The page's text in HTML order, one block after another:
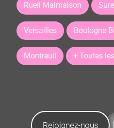
Rueil Malmaison
Versailles Boulogne
Montreuil + Toutes
Rejoignez-nous